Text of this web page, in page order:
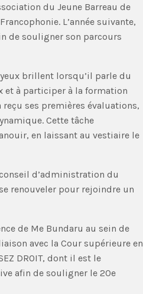
du Jeune Barreau de
L’année suivante,
de souligner son parcours
brillent lorsqu’il parle du
et à participer à la formation
ses premières évaluations,
Cette tâche
en laissant au vestiaire le
d’administration du
renouveler pour rejoindre un
de Me Bundaru au sein de
avec la Cour supérieure en
DROIT, dont il est le
afin de souligner le 20e